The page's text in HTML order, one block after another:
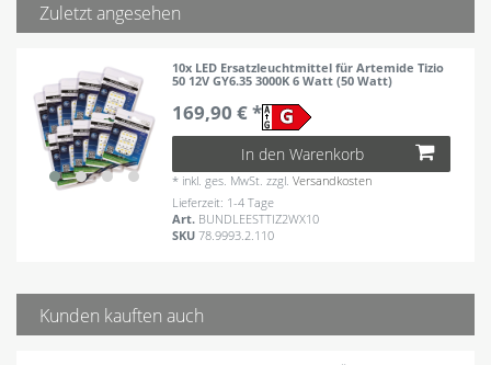
Zuletzt angesehen
10x LED Ersatzleuchtmittel für Artemide Tizio
50 12V GY6.35 3000K 6 Watt (50 Watt)
169,90 € *
In den Warenkorb
* inkl. ges. MwSt. zzgl.Versandkosten
Lieferzeit: 1-4 Tage
Art. BUNDLEESTTIZ2WX10
SKU78.9993.2.110
Kunden kauften auch